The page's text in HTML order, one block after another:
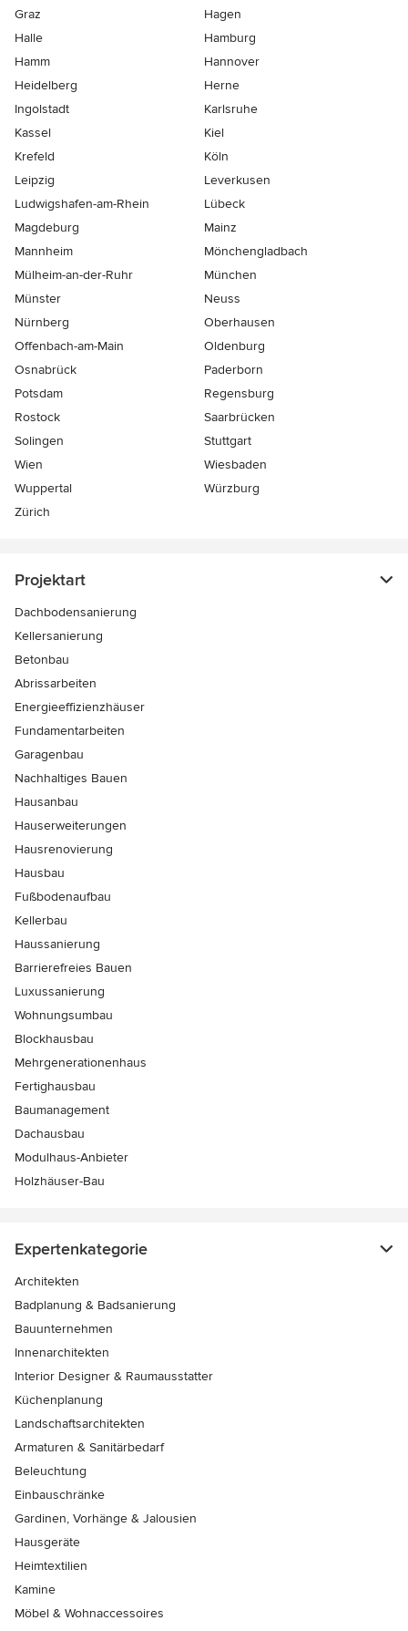
Graz
Hagen
Halle
Hamburg
Hamm
Hannover
Heidelberg
Herne
Ingolstadt
Karlsruhe
Kassel
Kiel
Krefeld
Köln
Leipzig
Leverkusen
Ludwigshafen-am-Rhein
Lübeck
Magdeburg
Mainz
Mannheim
Mönchen­gladbach
Mülheim-an-der-Ruhr
München
Münster
Neuss
Nürnberg
Oberhausen
Offenbach-am-Main
Oldenburg
Osnabrück
Paderborn
Potsdam
Regensburg
Rostock
Saarbrücken
Solingen
Stuttgart
Wien
Wiesbaden
Wuppertal
Würzburg
Zürich
Projektart
Dachbodensanierung
Kellersanierung
Betonbau
Abrissarbeiten
Energieeffizienzhäuser
Fundamentarbeiten
Garagenbau
Nachhaltiges Bauen
Hausanbau
Hauserweiterungen
Hausrenovierung
Hausbau
Fußbodenaufbau
Kellerbau
Haussanierung
Barrierefreies Bauen
Luxussanierung
Wohnungsumbau
Blockhausbau
Mehrgenerationenhaus
Fertighausbau
Baumanagement
Dachausbau
Modulhaus-Anbieter
Holzhäuser-Bau
Expertenkategorie
Architekten
Badplanung & Badsanierung
Bauunternehmen
Innenarchitekten
Interior Designer & Raumausstatter
Küchenplanung
Landschaftsarchitekten
Armaturen & Sanitärbedarf
Beleuchtung
Einbauschränke
Gardinen, Vorhänge & Jalousien
Hausgeräte
Heimtextilien
Kamine
Möbel & Wohnaccessoires